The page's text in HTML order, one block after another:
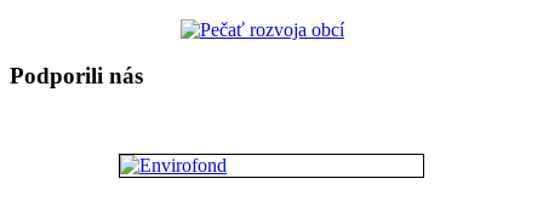
Podporili nás